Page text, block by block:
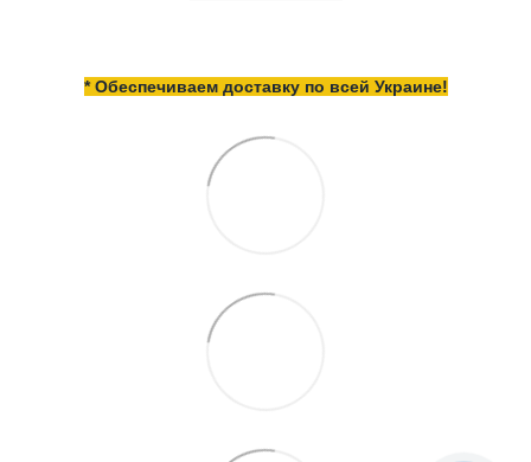
* Обеспечиваем доставку по всей Украине!